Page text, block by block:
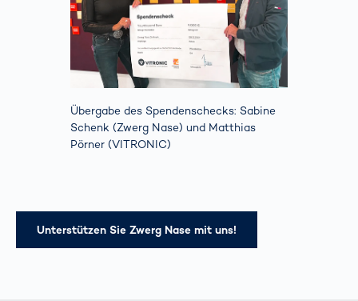
Übergabe des Spendenschecks: Sabine
Schenk (Zwerg Nase) und Matthias
Pörner (VITRONIC)
Unterstützen Sie Zwerg Nase mit uns!